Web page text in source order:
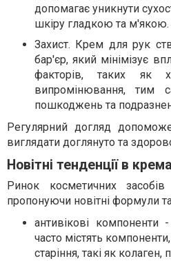
допомагає уникнути
шкіру гладкою та м'якою.
Захист. Крем для рук
бар'єр, який мінімізує
факторів, таких як
випромінювання, тим
пошкоджень та
Регулярний догляд
виглядати доглянуто та
Новітні тенденції в
Ринок косметичних засобів
пропонуючи новітні формули та
антивікові
часто містять
старіння, такі як